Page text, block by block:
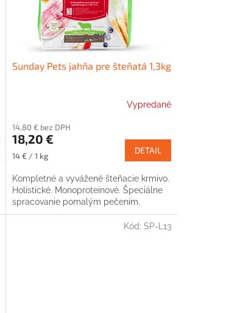
Sunday Pets jahňa pre šteňatá 1,3kg
Vypredané
14,80 € bez DPH
18,20 €
Jednotková
14 € / 1 kg
DETAIL
Kompletné a vyvážené šteňacie krmivo.
Holistické. Monoproteinové. Špeciálne
spracovanie pomalým pečením.
Kód: SP-L13